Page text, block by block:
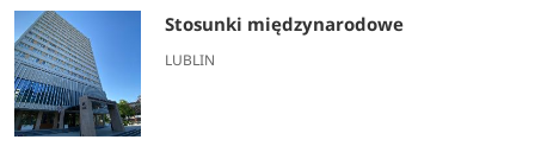
Stosunki międzynarodowe
LUBLIN